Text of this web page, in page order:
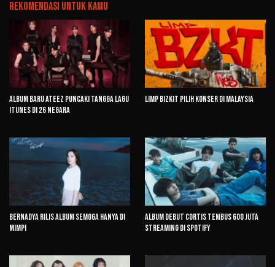
Rekomendasi untuk kamu
Album Baru ATEEZ Puncaki Tangga Lagu
iTunes di 26 Negara
Limp Bizkit Pilih Konser di Malaysia
Bernadya Rilis Album Semoga Hanya di
Mimpi
Album Debut CORTIS Tembus 600 Juta
Streaming di Spotify